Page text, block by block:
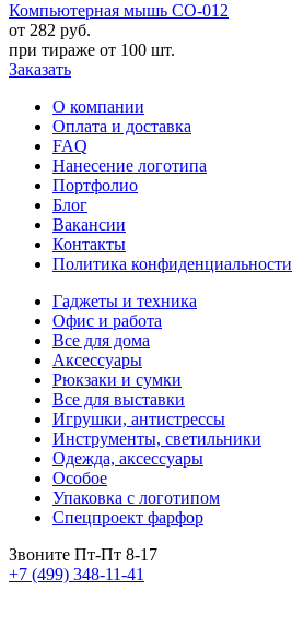
Компьютерная мышь CO-012
от 282 руб.
при тираже от 100 шт.
Заказать
О компании
Оплата и доставка
FAQ
Нанесение логотипа
Портфолио
Блог
Вакансии
Контакты
Политика конфиденциальности
Гаджеты и техника
Офис и работа
Все для дома
Аксессуары
Рюкзаки и сумки
Все для выставки
Игрушки, антистрессы
Инструменты, светильники
Одежда, аксессуары
Особое
Упаковка с логотипом
Спецпроект фарфор
Звоните Пт-Пт 8-17
+7 (499) 348-11-41